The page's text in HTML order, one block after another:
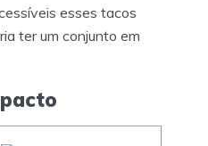
esses tacos
ter um conjunto em